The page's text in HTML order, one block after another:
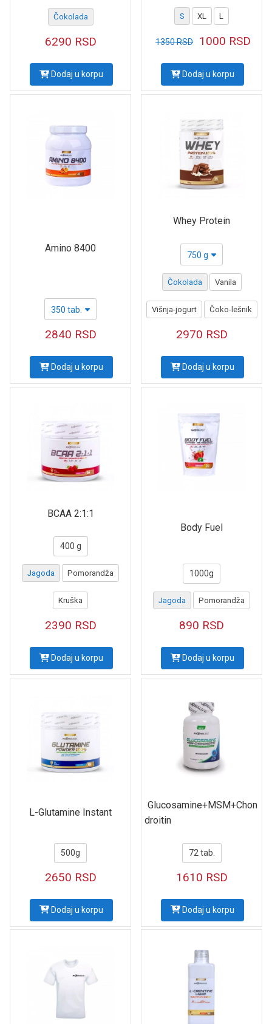
Čokolada
6290 RSD
Dodaj u korpu
S XL L
1350RSD 1000 RSD
Dodaj u korpu
Amino 8400
350 tab.
2840 RSD
Dodaj u korpu
Whey Protein
750 g
Čokolada Vanila
Višnja-jogurt Čoko-lešnik
2970 RSD
Dodaj u korpu
BCAA 2:1:1
400 g
Jagoda Pomorandža
Kruška
2390 RSD
Dodaj u korpu
Body Fuel
1000g
Jagoda Pomorandža
890 RSD
Dodaj u korpu
L-Glutamine Instant
500g
2650 RSD
Dodaj u korpu
Glucosamine+MSM+Chon
droitin
72 tab.
1610 RSD
Dodaj u korpu